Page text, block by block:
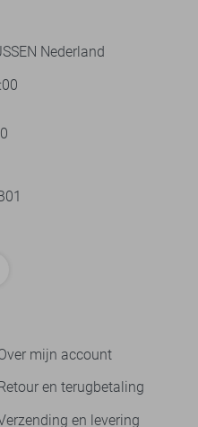
Nederland
mijn account
Retour en terugbetaling
en levering